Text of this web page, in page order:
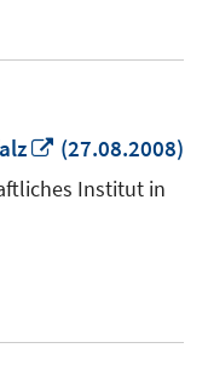
In
neuem
Fenster
(27.08.2008)
Institut in